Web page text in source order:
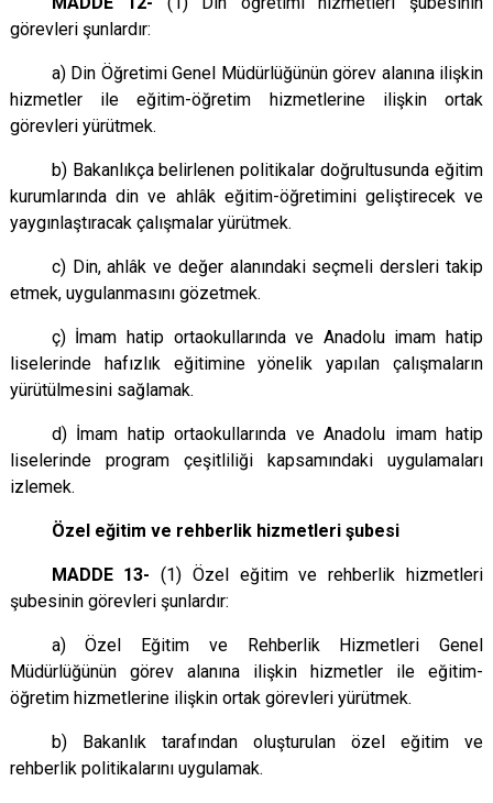
görevleri şunlardır:
a) Din Öğretimi Genel Müdürlüğünün görev alanına ilişkin
hizmetler ile eğitim-öğretim hizmetlerine ilişkin ortak
görevleri yürütmek.
b) Bakanlıkça belirlenen politikalar doğrultusunda eğitim
kurumlarında din ve ahlâk eğitim-öğretimini geliştirecek ve
yaygınlaştıracak çalışmalar yürütmek.
c) Din, ahlâk ve değer alanındaki seçmeli dersleri takip
etmek, uygulanmasını gözetmek.
ç) İmam hatip ortaokullarında ve Anadolu imam hatip
liselerinde hafızlık eğitimine yönelik yapılan çalışmaların
yürütülmesini sağlamak.
d) İmam hatip ortaokullarında ve Anadolu imam hatip
liselerinde program çeşitliliği kapsamındaki uygulamaları
izlemek.
Özel eğitim ve rehberlik hizmetleri şubesi
MADDE 13-(1) Özel eğitim ve rehberlik hizmetleri
şubesinin görevleri şunlardır:
a) Özel Eğitim ve Rehberlik Hizmetleri Genel
Müdürlüğünün görev alanına ilişkin hizmetler ile eğitim-
öğretim hizmetlerine ilişkin ortak görevleri yürütmek.
b) Bakanlık tarafından oluşturulan özel eğitim ve
rehberlik politikalarını uygulamak.